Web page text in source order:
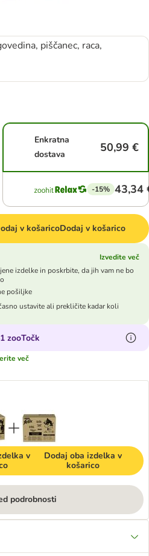
piščanec, raca,
Enkratna
dostava
50,99 €
-15% 43,34
v košaricoDodaj v košarico
Izvedite več
izdelke in poskrbite, da jih vam ne bo
pošiljke
ustavite ali prekličite kadar koli
zooTočk
več
v
Dodaj oba izdelka v
košarico
podrobnosti